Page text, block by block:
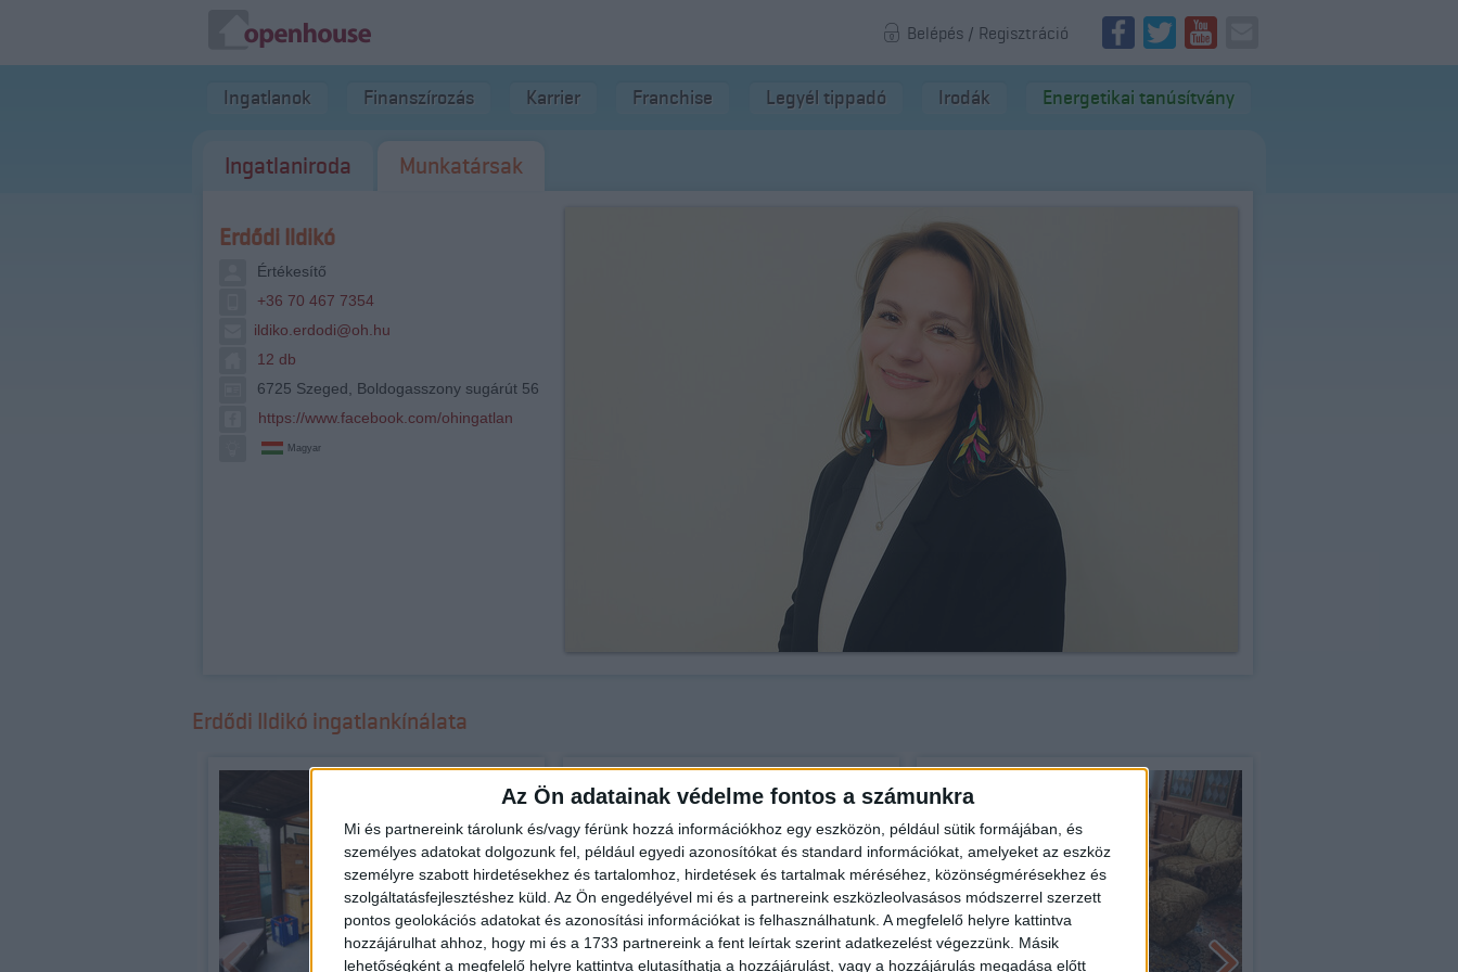
Az Ön adatainak védelme fontos a számunkra
Mi és partnereink tárolunk és/vagy férünk hozzá információkhoz egy eszközön, például sütik formájában, és
személyes adatokat dolgozunk fel, például egyedi azonosítókat és standard információkat, amelyeket az eszköz
személyre szabott hirdetésekhez és tartalomhoz, hirdetések és tartalmak méréséhez, közönségmérésekhez és
szolgáltatásfejlesztéshez küld. Az Ön engedélyével mi és a partnereink eszközleolvasásos módszerrel szerzett
pontos geolokációs adatokat és azonosítási információkat is felhasználhatunk. A megfelelő helyre kattintva
hozzájárulhat ahhoz, hogy mi és a 1733 partnereink a fent leírtak szerint adatkezelést végezzünk. Másik
lehetőségként a megfelelő helyre kattintva elutasíthatja a hozzájárulást, vagy a hozzájárulás megadása előtt
Belépés / Regisztráció
Ingatlanok Finanszírozás Karrier Franchise Legyél tippadó Irodák Energetikai tanúsítvány
Ingatlaniroda Munkatársak
Erdődi Ildikó
Értékesítő
+36 70 467 7354
ildiko.erdodi@oh.hu
12 db
6725 Szeged, Boldogasszony sugárút 56
https://www.facebook.com/ohingatlan
Magyar
Erdődi Ildikó ingatlankínálata
Fix 3% Fix 3%